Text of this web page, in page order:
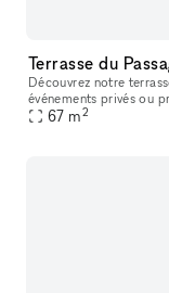
Terrasse du
Découvrez notre
événements privés ou professionnels.
immeuble typiquement
67 m2